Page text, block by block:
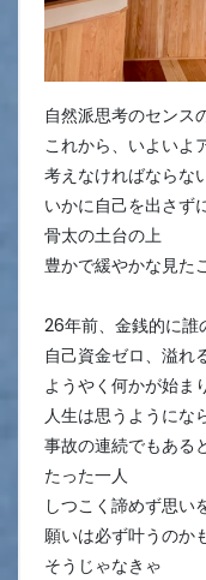
自然派思考のセンス
これから、いよいよ
考えなければならな
いかに自己を出さず
骨太の土台の上
豊かで緩やかな見た
26年前、金銭的に誰
自己資金ゼロ、溢れ
ようやく何かが始ま
人生は思うようにな
事故の連続でもある
たった一人
しつこく諦めず思い
願いは必ず叶うのか
そうじゃなきゃ